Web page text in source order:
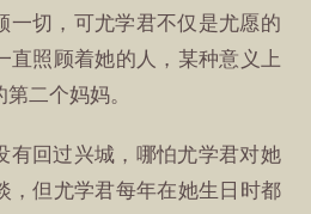
一切，可尤学君不仅是尤愿的
直照顾着她的人，某种意义上
二个妈妈。
有回过兴城，哪怕尤学君对她
，但尤学君每年在她生日时都